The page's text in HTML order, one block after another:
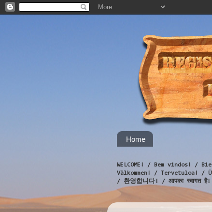
Home
WELCOME! / Bem vindos!
Välkommen! / Tervetuloa! /
/ 환영합니다! / आपका स्वागत